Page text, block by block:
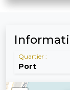
Quartier :
Port